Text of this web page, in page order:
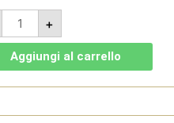
Terramare
Fiano
2023
IGT
Salento
Bianco
+
Aggiungi al carrello